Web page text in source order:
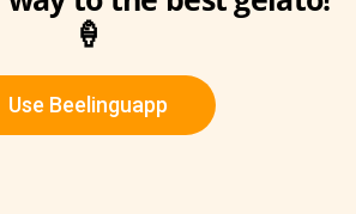
🍦
Use Beelinguapp